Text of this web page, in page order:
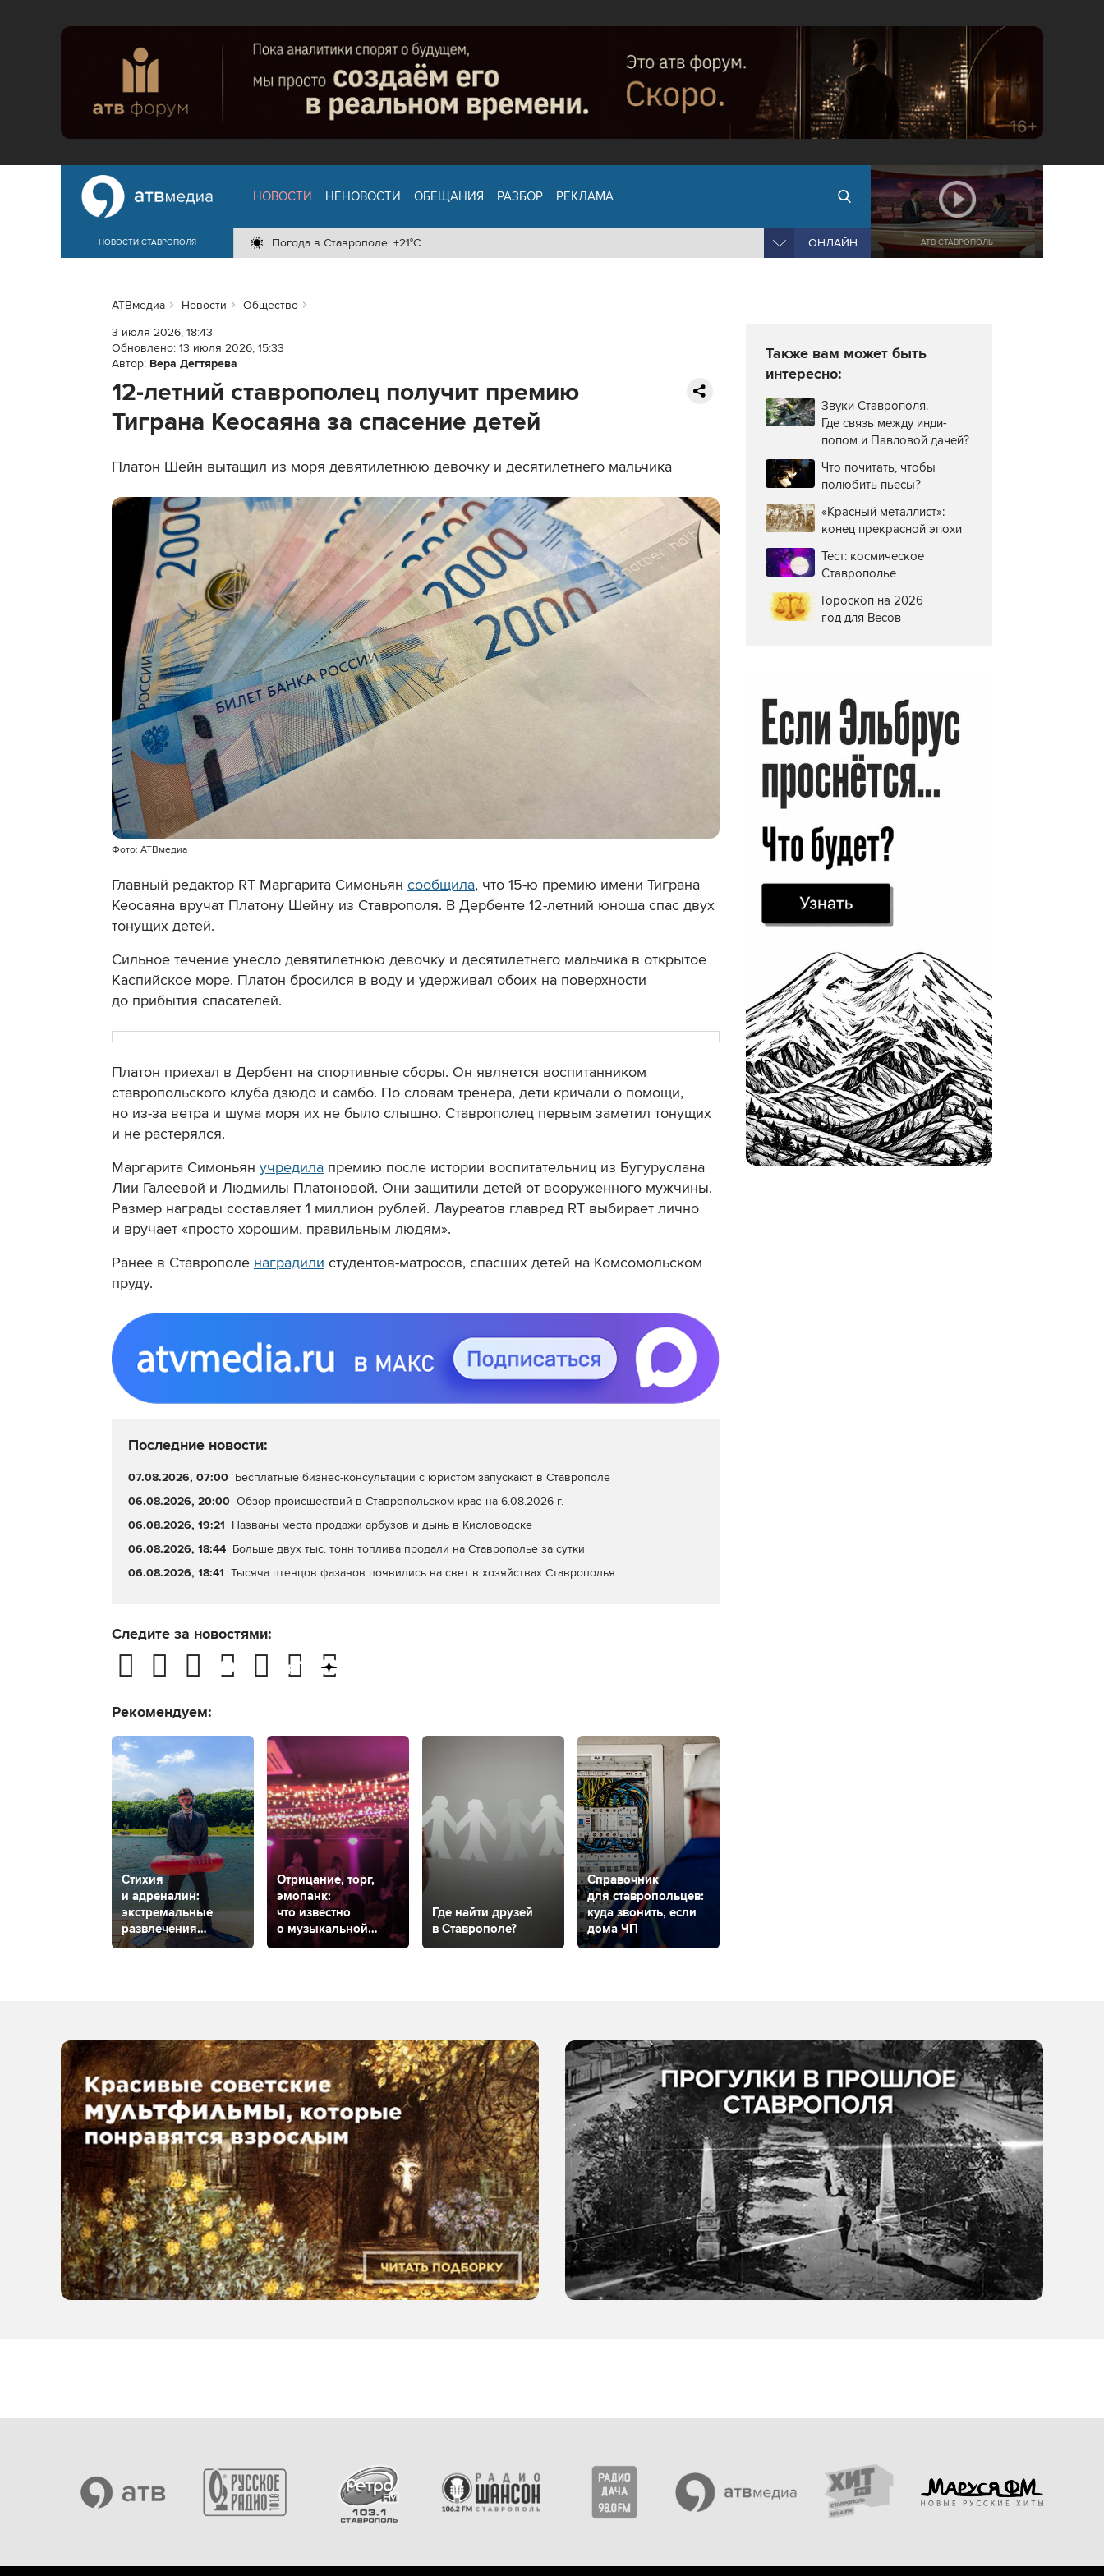
НОВОСТИ СТАВРОПОЛЯ
НОВОСТИ НЕНОВОСТИ ОБЕЩАНИЯ РАЗБОР РЕКЛАМА
Погода в Ставрополе: +21°C ОНЛАЙН АТВ СТАВРОПОЛЬ
АТВмедиа Новости
Общество
3 июля 2026, 18:43
Обновлено: 13 июля 2026, 15:33
Автор: Вера Дегтярева
12-летний ставрополец получит премию
Тиграна Кеосаяна за спасение детей
Платон Шейн вытащил из моря девятилетнюю девочку и десятилетнего мальчика
Фото: АТВмедиа
Главный редактор RT Маргарита Симоньян сообщила, что 15-ю премию имени Тиграна
Кеосаяна вручат Платону Шейну из Ставрополя. В Дербенте 12-летний юноша спас двух
тонущих детей.
Сильное течение унесло девятилетнюю девочку и десятилетнего мальчика в открытое
Каспийское море. Платон бросился в воду и удерживал обоих на поверхности
до прибытия спасателей.
Платон приехал в Дербент на спортивные сборы. Он является воспитанником
ставропольского клуба дзюдо и самбо. По словам тренера, дети кричали о помощи,
но из-за ветра и шума моря их не было слышно. Ставрополец первым заметил тонущих
и не растерялся.
Маргарита Симоньян учредила премию после истории воспитательниц из Бугуруслана
Лии Галеевой и Людмилы Платоновой. Они защитили детей от вооруженного мужчины.
Размер награды составляет 1 миллион рублей. Лауреатов главред RT выбирает лично
и вручает «просто хорошим, правильным людям».
Ранее в Ставрополе наградили студентов-матросов, спасших детей на Комсомольском
пруду.
Последние новости:
07.08.2026, 07:00 Бесплатные бизнес-консультации с юристом запускают в Ставрополе
06.08.2026, 20:00 Обзор происшествий в Ставропольском крае на 6.08.2026 г.
06.08.2026, 19:21 Названы места продажи арбузов и дынь в Кисловодске
06.08.2026, 18:44 Больше двух тыс. тонн топлива продали на Ставрополье за сутки
06.08.2026, 18:41 Тысяча птенцов фазанов появились на свет в хозяйствах Ставрополья
Следите за новостями:
Рекомендуем:
Стихия
и адреналин:
экстремальные
развлечения
в Ставропольском
Отрицание, торг,
эмопанк:
что известно
о музыкальной
группе «Контроль»
Где найти друзей
в Ставрополе?
Справочник
для ставропольцев:
куда звонить, если
дома ЧП
Также вам может быть
интересно:
Звуки Ставрополя.
Где связь между инди-
попом и Павловой дачей?
Что почитать, чтобы
полюбить пьесы?
«Красный металлист»:
конец прекрасной эпохи
Тест: космическое
Ставрополье
Гороскоп на 2026
год для Весов